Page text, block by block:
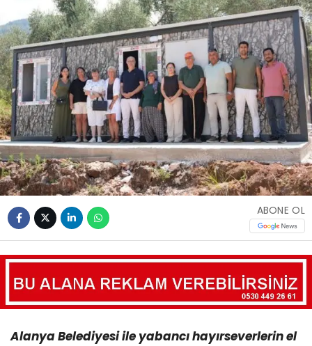
ABONE OL
Alanya Belediyesi ile yabancı hayırseverlerin el